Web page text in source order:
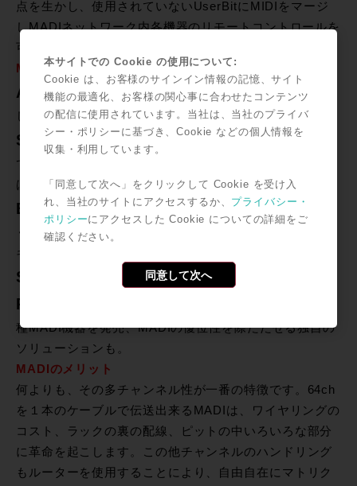
点を生かし、使用されていないUserBitにMIDIをマージ
しMADIネットワーク内各機器のリモートコントロールを
可能としています。
MADIを採用する代表的メーカー
AMS/NEVEデジタルコンソールのバックボーンと
して早くより採用。
Solid State Logic 各DAWのフロントエンドとし
てMADI対応のAlpha Link MADI SXを発売開始したのを
はじめ、自社のデジタルコンソール に採用。
Euphonixデジタルコンソールの中核技術として早
くより採用、A/D,D/A,AES/EBU,Routerと各種機器とミ
キシングコアDSPとの接続に使用。
STUDER デジタルコンソールに採用。
RME
種MADI機器を発売、MADIの優位性を際たたせる独自の
ソリューションも。
MADIのメリット
何よりも、その多チャンネル性が一番の特徴です。64ch
を１本のケーブルで伝送出来るMADIは、ワイヤリングの
コスト、ラックの裏の配線、ピットの中いろいろな部分
に革命を起こします。この他チャンネルのハンドリング
もルーターを使用することにより、自由自在にマトリク
本サイトでの Cookie の使用について:
Cookie は、お客様のサインイン情報の記憶、サイト
機能の最適化、お客様の関心事に合わせたコンテンツ
の配信に使用されています。当社は、当社のプライバ
シー・ポリシーに基づき、Cookie などの個人情報を
収集・利用しています。
「同意して次へ」をクリックして Cookie を受け入
れ、当社のサイトにアクセスするか、 プライバシー・
ポリシーにアクセスした Cookie についての詳細をご
確認ください。
同意して次へ